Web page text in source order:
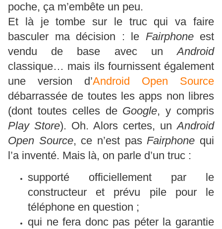
poche, ça m’embête un peu.
Et là je tombe sur le truc qui va faire
basculer ma décision : le Fairphoneest
vendu de base avec unAndroid
classique… mais ils fournissent également
une version d’Android Open Source
débarrassée de toutes les apps non libres
(dont toutes celles de Google, y compris
Play Store). Oh. Alors certes, unAndroid
Open Source, ce n’est pasFairphone qui
l’a inventé. Mais là, on parle d’un truc :
supporté officiellement par le
constructeur et prévu pile pour le
téléphone en question ;
qui ne fera donc pas péter la garantie